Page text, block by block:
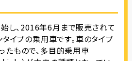
し、2016年6月まで販売されて
タイプの乗用車です。車のタイプ
たもので、多目的乗用車